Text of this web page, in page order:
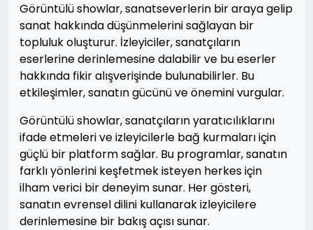
Görüntülü showlar, sanatseverlerin bir araya gelip
sanat hakkında düşünmelerini sağlayan bir
topluluk oluşturur. İzleyiciler, sanatçıların
eserlerine derinlemesine dalabilir ve bu eserler
hakkında fikir alışverişinde bulunabilirler. Bu
etkileşimler, sanatın gücünü ve önemini vurgular.
Görüntülü showlar, sanatçıların yaratıcılıklarını
ifade etmeleri ve izleyicilerle bağ kurmaları için
güçlü bir platform sağlar. Bu programlar, sanatın
farklı yönlerini keşfetmek isteyen herkes için
ilham verici bir deneyim sunar. Her gösteri,
sanatın evrensel dilini kullanarak izleyicilere
derinlemesine bir bakış açısı sunar.